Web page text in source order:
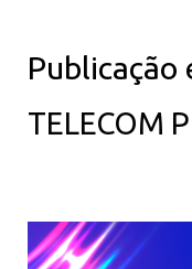
Publicação
TELECOM